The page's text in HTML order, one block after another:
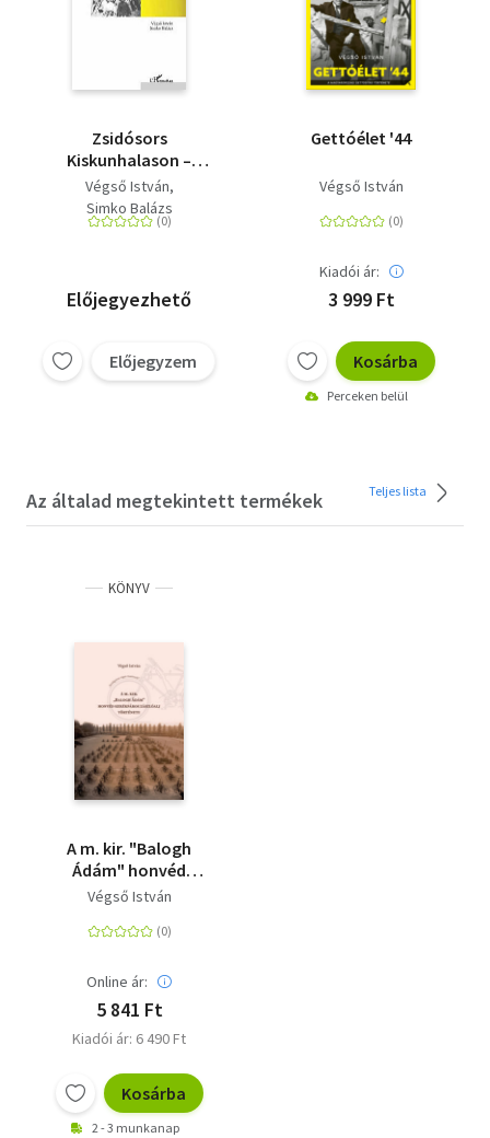
Zsidósors
Kiskunhalason –
Kisvárosi út a
holokauszthoz
Végső István
Simko Balázs
Előjegyezhető
Előjegyzem
Gettóélet '44
Végső István
Kiadói ár:
3 999 Ft
Kosárba
Perceken belül
Az általad megtekintett termékek Teljes lista
KÖNYV
A m. kir. "Balogh
Ádám" honvéd
kerékpáros zászlóalj
Végső István
Online ár:
5 841 Ft
Kiadói ár: 6 490 Ft
Kosárba
2 - 3 munkanap